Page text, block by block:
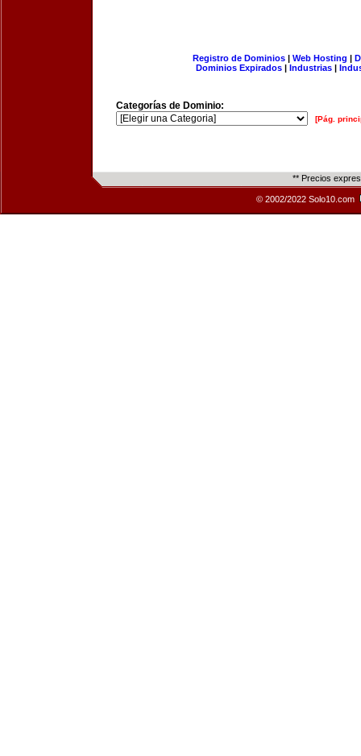
Registro de Dominios| Web Hosting |
Dominios Expirados | Industrias |
Categorías de Dominio:
[Pág.
** Precios
© 2002/2022 Solo10.com